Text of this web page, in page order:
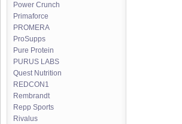
Power Crunch
Primaforce
PROMERA
ProSupps
Pure Protein
PURUS LABS
Quest Nutrition
REDCON1
Rembrandt
Repp Sports
Rivalus